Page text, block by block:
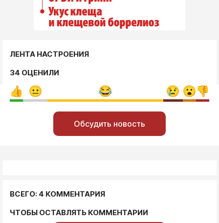
ЛЕНТА НАСТРОЕНИЯ
34 ОЦЕНИЛИ
Обсудить новость
ВСЕГО: 4 КОММЕНТАРИЯ
ЧТОБЫ ОСТАВЛЯТЬ КОММЕНТАРИИ